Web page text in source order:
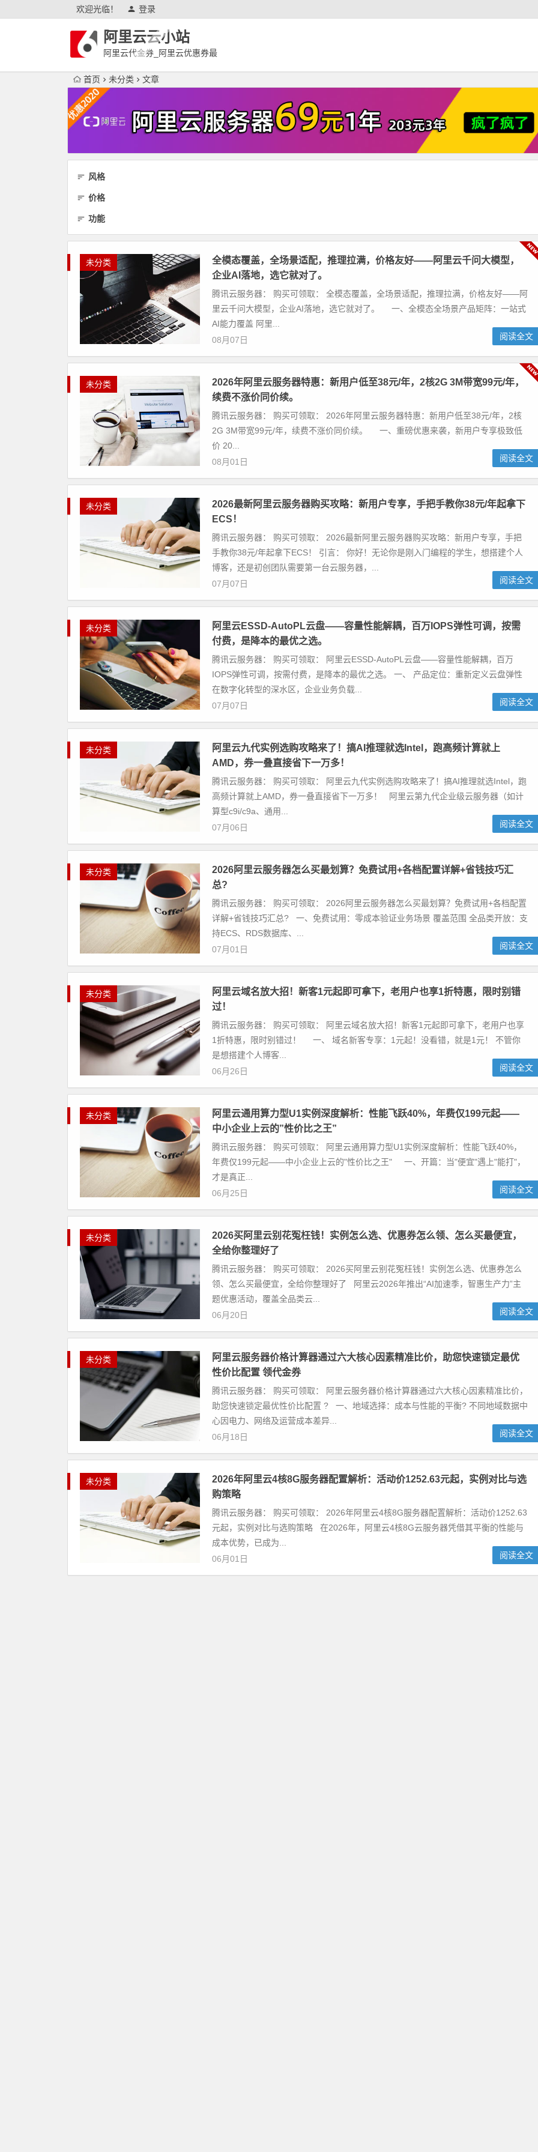
欢迎光临！ 登录
阿里云云小站
阿里云代金券_阿里云优惠券最
首页
未分类 文章
风格
价格
功能
未分类
全模态覆盖，全场景适配，推理拉满，价格友好——阿里云千问大模型，
企业AI落地，选它就对了。
腾讯云服务器： 购买可领取： 全模态覆盖，全场景适配，推理拉满，价格友好——阿
里云千问大模型，企业AI落地，选它就对了。 一、全模态全场景产品矩阵：一站式
AI能力覆盖 阿里...
08月07日
阅读全文
未分类
2026年阿里云服务器特惠：新用户低至38元/年，2核2G 3M带宽99元/年，
续费不涨价同价续。
腾讯云服务器： 购买可领取： 2026年阿里云服务器特惠：新用户低至38元/年，2核
2G 3M带宽99元/年，续费不涨价同价续。 一、重磅优惠来袭，新用户专享极致低
价 20...
08月01日
阅读全文
未分类
2026最新阿里云服务器购买攻略：新用户专享，手把手教你38元/年起拿下
ECS！
腾讯云服务器： 购买可领取： 2026最新阿里云服务器购买攻略：新用户专享，手把
手教你38元/年起拿下ECS！ 引言： 你好！无论你是刚入门编程的学生，想搭建个人
博客，还是初创团队需要第一台云服务器，...
07月07日
阅读全文
未分类
阿里云ESSD-AutoPL云盘——容量性能解耦，百万IOPS弹性可调，按需
付费，是降本的最优之选。
腾讯云服务器： 购买可领取： 阿里云ESSD-AutoPL云盘——容量性能解耦，百万
IOPS弹性可调，按需付费，是降本的最优之选。 一、 产品定位：重新定义云盘弹性
在数字化转型的深水区，企业业务负载...
07月07日
阅读全文
未分类
阿里云九代实例选购攻略来了！搞AI推理就选Intel，跑高频计算就上
AMD，券一叠直接省下一万多！
腾讯云服务器： 购买可领取： 阿里云九代实例选购攻略来了！搞AI推理就选Intel，跑
高频计算就上AMD，券一叠直接省下一万多！ 阿里云第九代企业级云服务器（如计
算型c9i/c9a、通用...
07月06日
阅读全文
未分类
2026阿里云服务器怎么买最划算？免费试用+各档配置详解+省钱技巧汇
总?
腾讯云服务器： 购买可领取： 2026阿里云服务器怎么买最划算？免费试用+各档配置
详解+省钱技巧汇总? 一、免费试用：零成本验证业务场景 覆盖范围 全品类开放：支
持ECS、RDS数据库、...
07月01日
阅读全文
未分类
阿里云域名放大招！新客1元起即可拿下，老用户也享1折特惠，限时别错
过！
腾讯云服务器： 购买可领取： 阿里云域名放大招！新客1元起即可拿下，老用户也享
1折特惠，限时别错过！ 一、 域名新客专享：1元起！没看错，就是1元！ 不管你
是想搭建个人博客...
06月26日
阅读全文
未分类
阿里云通用算力型U1实例深度解析：性能飞跃40%，年费仅199元起——
中小企业上云的”性价比之王”
腾讯云服务器： 购买可领取： 阿里云通用算力型U1实例深度解析：性能飞跃40%，
年费仅199元起——中小企业上云的"性价比之王" 一、开篇：当"便宜"遇上"能打"，
才是真正...
06月25日
阅读全文
未分类
2026买阿里云别花冤枉钱！实例怎么选、优惠券怎么领、怎么买最便宜，
全给你整理好了
腾讯云服务器： 购买可领取： 2026买阿里云别花冤枉钱！实例怎么选、优惠券怎么
领、怎么买最便宜，全给你整理好了 阿里云2026年推出“AI加速季，智惠生产力”主
题优惠活动，覆盖全品类云...
06月20日
阅读全文
未分类
阿里云服务器价格计算器通过六大核心因素精准比价，助您快速锁定最优
性价比配置 领代金券
腾讯云服务器： 购买可领取： 阿里云服务器价格计算器通过六大核心因素精准比价，
助您快速锁定最优性价比配置 ? 一、地域选择：成本与性能的平衡? 不同地域数据中
心因电力、网络及运营成本差异...
06月18日
阅读全文
未分类
2026年阿里云4核8G服务器配置解析：活动价1252.63元起，实例对比与选
购策略
腾讯云服务器： 购买可领取： 2026年阿里云4核8G服务器配置解析：活动价1252.63
元起，实例对比与选购策略 在2026年，阿里云4核8G云服务器凭借其平衡的性能与
成本优势，已成为...
06月01日
阅读全文